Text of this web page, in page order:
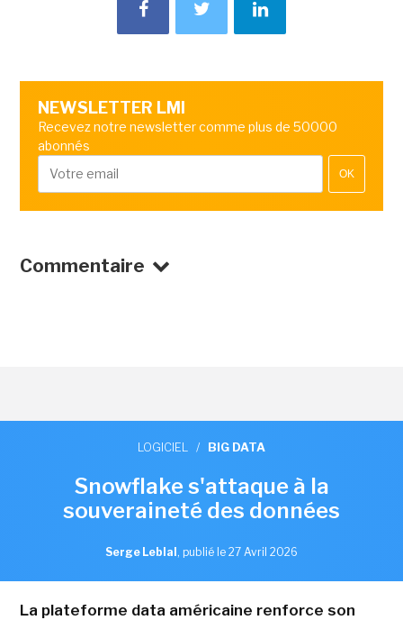
NEWSLETTER LMI
Recevez notre newsletter comme plus de 50000
abonnés
OK
Commentaire
LOGICIEL / BIG DATA
Snowflake s'attaque à la
souveraineté des données
Serge Leblal , publié le 27 Avril 2026
La plateforme data américaine renforce son